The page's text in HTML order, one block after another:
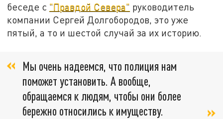
беседе с "Правдой Севера" руководитель
компании Сергей Долгобородов, это уже
пятый, а то и шестой случай за их историю.
Мы очень надеемся, что полиция нам
поможет установить. А вообще,
обращаемся к людям, чтобы они более
бережно относились к имуществу.